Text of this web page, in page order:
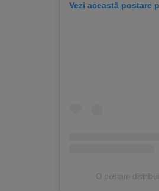
Vezi această postare
O postare